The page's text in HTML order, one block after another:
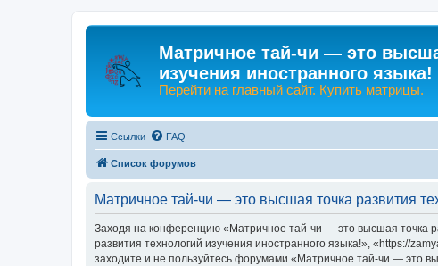
Матричное тай-чи — это
изучения иностранного языка!
Перейти на главный сайт. Купить матрицы.
Ссылки FAQ
Список форумов
Матричное тай-чи — это высшая точка развития
Заходя на конференцию «Матричное тай-чи — это высшая точка
развития технологий изучения иностранного языка!», «https://
заходите и не пользуйтесь форумами «Матричное тай-чи — это